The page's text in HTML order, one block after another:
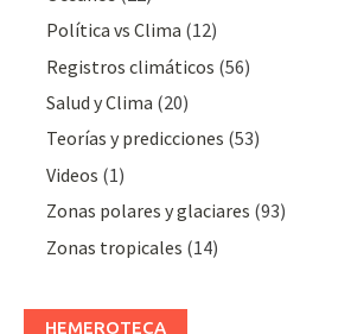
Polí­tica vs Clima (12)
Registros climáticos (56)
Salud y Clima (20)
Teorías y predicciones (53)
Videos (1)
Zonas polares y glaciares (93)
Zonas tropicales (14)
HEMEROTECA